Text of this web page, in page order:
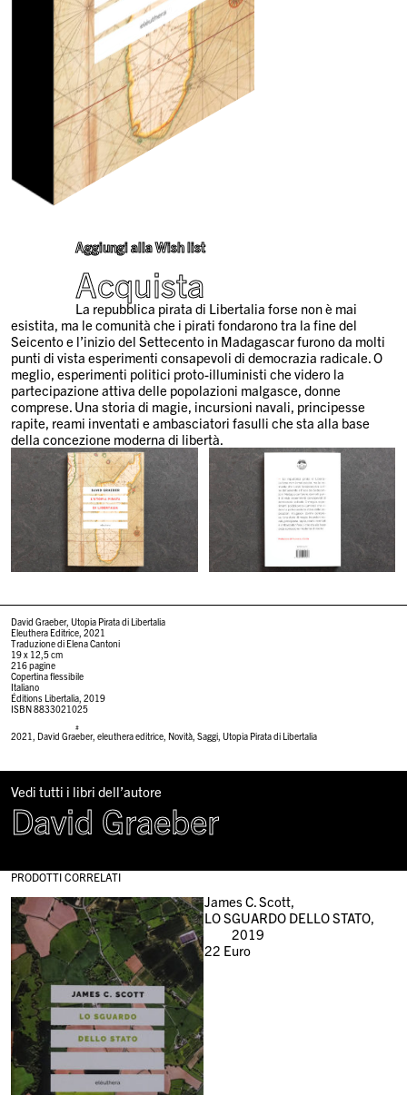
Aggiungi alla Wish list
Acquista
La repubblica pirata di Libertalia forse non è mai
esistita, ma le comunità che i pirati fondarono tra la fine del
Seicento e l’inizio del Settecento in Madagascar furono da molti
punti di vista esperimenti consapevoli di democrazia radicale. O
meglio, esperimenti politici proto-illuministi che videro la
partecipazione attiva delle popolazioni malgasce, donne
comprese. Una storia di magie, incursioni navali, principesse
rapite, reami inventati e ambasciatori fasulli che sta alla base
della concezione moderna di libertà.
David Graeber, Utopia Pirata di Libertalia
Eleuthera Editrice, 2021
Traduzione di Elena Cantoni
19 x 12,5 cm
216 pagine
Copertina flessibile
Italiano
Éditions Libertalia, 2019
ISBN 8833021025
#
2021 , David Graeber,eleuthera editrice, Novità,Saggi,Utopia Pirata di Libertalia
Vedi tutti i libri dell’autore
David Graeber
PRODOTTI CORRELATI
James C. Scott,
LO SGUARDO DELLO STATO,
2019
22 Euro